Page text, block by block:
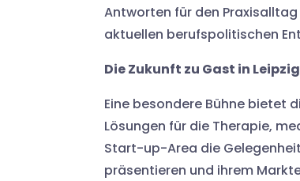
Antworten für den
aktuellen berufspolitischen
Die Zukunft zu Gast in Leipzig
Eine besondere Bühne bietet
Lösungen für die Therapie,
Start-up-Area die
präsentieren und ihrem